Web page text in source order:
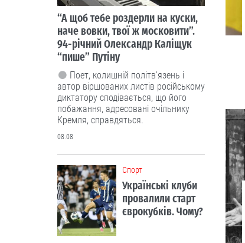
“А щоб тебе роздерли на куски,
наче вовки, твої ж московити”.
94-річний Олександр Каліщук
“пише” Путіну
Поет, колишній політв'язень і
автор віршованих листів російському
диктатору сподівається, що його
побажання, адресовані очільнику
Кремля, справдяться.
08.08
Cпорт
Українські клуби
провалили старт
єврокубків. Чому?